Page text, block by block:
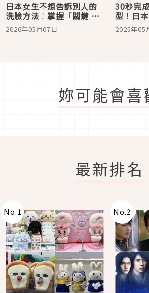
日本女生不想告訴別人的
洗臉方法！掌握「關鍵 32
度」與「不倒翁泡泡」，
妳的洗臉習慣該升級了
2026年05月07日
30秒完
型！日
「鬆弛
電捲棒
2026年05
妳可能會喜
最新排名
No.1 No.2